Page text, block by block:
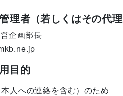
理者（若しくはその代
企画部長
目的
人への連絡を含む）のため